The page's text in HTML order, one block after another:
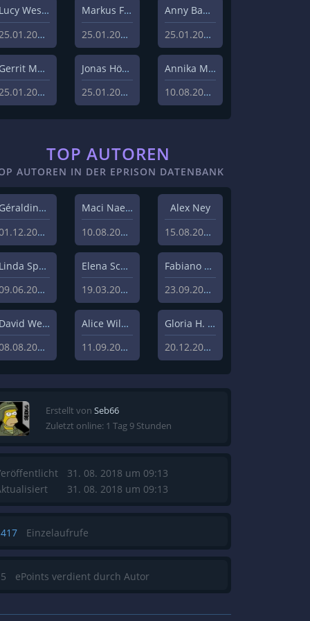
Lucy Westphal
25.01.2024
Markus Fiedler
25.01.2024
Anny Bader
25.01.2024
Gerrit Menk
25.01.2024
Jonas Höger
25.01.2024
Annika Menzel
10.08.2023
TOP AUTOREN
AUTOREN IN DER EPRISON DATENBANK
Géraldine Hohmann
01.12.2020
Maci Naeem Cheema
10.08.2020
Alex Ney
15.08.2019
Linda Sprenger
09.06.2019
Elena Schulz
19.03.2019
Fabiano Uslenghi
23.09.2019
David Weisz
08.08.2020
Alice Wilczynski
11.09.2020
Gloria H. Manderfeld
20.12.2019
Erstellt von Seb66
Zuletzt online: 1 Tag 9 Stunden
31. 08. 2018 um 09:13
31. 08. 2018 um 09:13
Einzelaufrufe
ePoints verdient durch Autor